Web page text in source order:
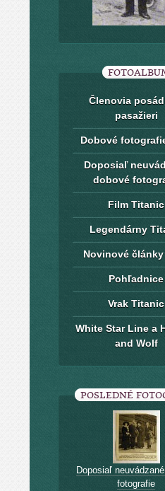
Členovia
pasažieri
Dobové
Doposiaľ
dobové
Film Titanic
Legendárny
Novinové články
Pohľadnice
Vrak Titanic
White Star Line a
and Wolf
POSLEDNÉ
Doposiaľ
fotografie